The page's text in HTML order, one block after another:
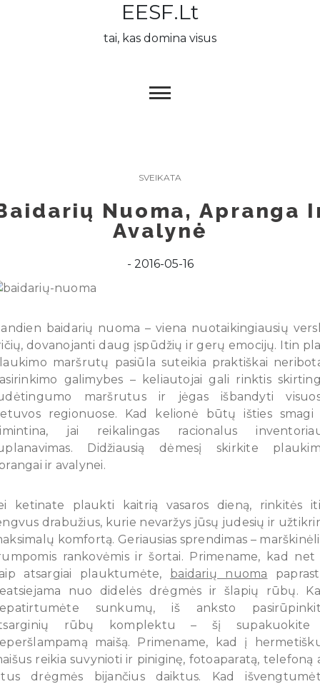
EESF.lt
tai, kas domina visus
SVEIKATA
Nuoma, Apranga
Avalynė
2016-05-16
baidarių nuoma – viena nuotaikingiausių
dovanojanti daug įspūdžių ir gerų emocijų. Itin
maršrutų pasiūla suteikia praktiškai
galimybes – keliautojai gali rinktis
maršrutus ir jėgas išbandyti
regionuose. Kad kelionė būtų išties smagi
jai reikalingas racionalus
Didžiausią dėmesį skirkite
ir avalynei.
ketinate plaukti kaitrią vasaros dieną, rinkitės
drabužius, kurie nevaržys jūsų judesių ir
komfortą. Geriausias sprendimas –
rankovėmis ir šortai. Primename, kad net
atsargiai plauktumėte,
baidarių nuoma
nuo didelės drėgmės ir šlapių rūbų.
sunkumų, iš anksto
rūbų komplektu – šį
maišą. Primename, kad į
reikia suvynioti ir piniginę, fotoaparatą, telefoną
drėgmės bijančius daiktus. Kad